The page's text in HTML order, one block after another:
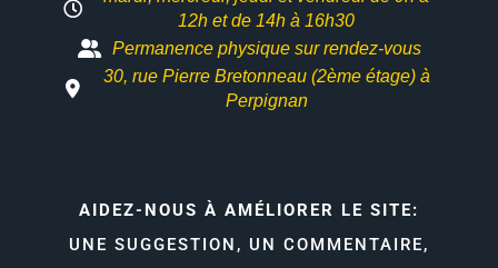
12h etde 14h à 16h30
Permanence physique sur rendez-vous
30, rue Pierre Bretonneau (2ème étage) à
Perpignan
AIDEZ-NOUS À AMÉLIORER LE SITE:
UNE SUGGESTION, UN COMMENTAIRE,